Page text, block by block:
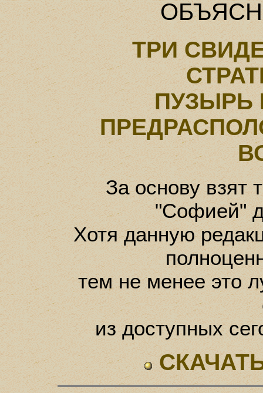
ТРИ
ПУЗЫРЬ
За основу взят
"Софией"
Хотя данную
тем не менее это
из доступных